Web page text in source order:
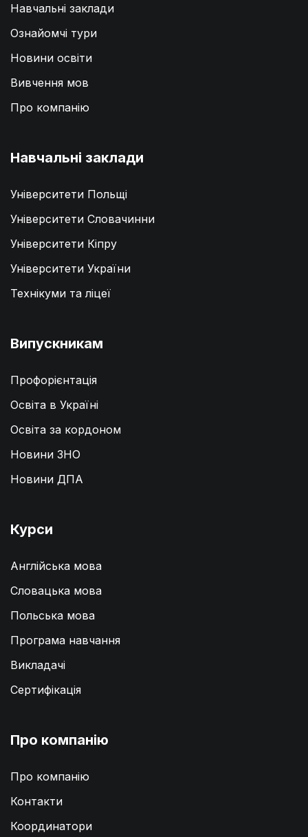
Навчальні заклади
Ознайомчі тури
Новини освіти
Вивчення мов
Про компанію
Навчальні заклади
Університети Польщі
Університети Словачинни
Університети Кіпру
Університети України
Технікуми та ліцеї
Випускникам
Профорієнтація
Освіта в Україні
Освіта за кордоном
Новини ЗНО
Новини ДПА
Курси
Англійська мова
Словацька мова
Польська мова
Програма навчання
Викладачі
Сертифікація
Про компанію
Про компанію
Контакти
Координатори